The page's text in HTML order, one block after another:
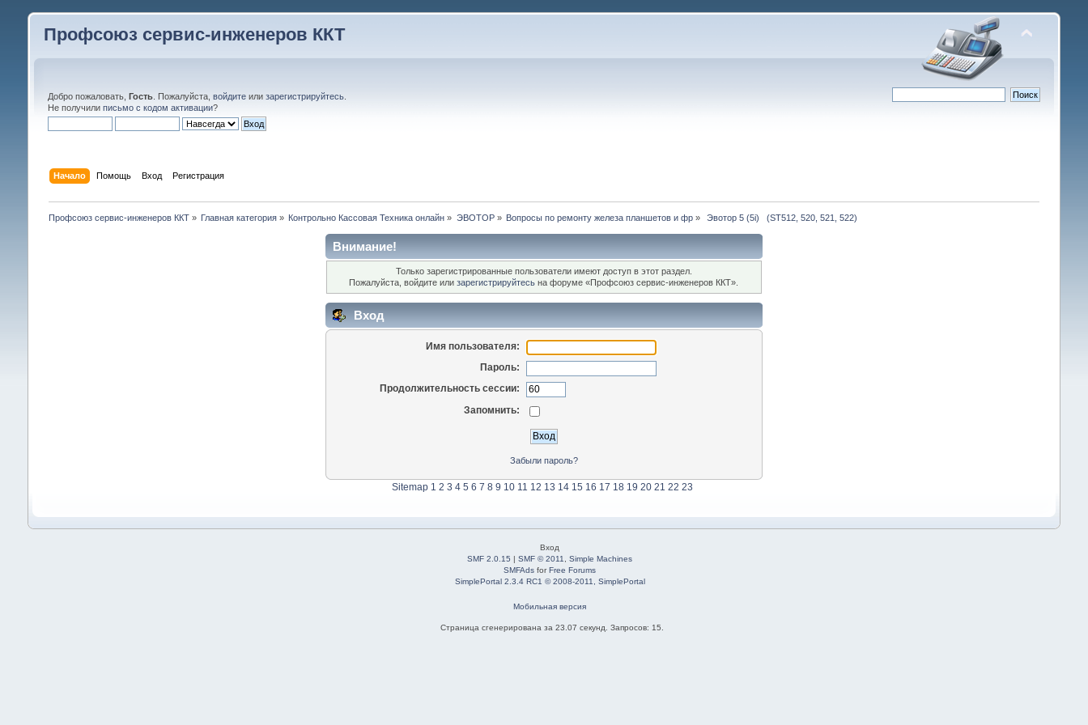
Профсоюз сервис-инженеров ККТ
Добро пожаловать, Гость. Пожалуйста, войдитеили зарегистрируйтесь.
Не получили письмо с кодом активации?
Начало Помощь Вход Регистрация
Профсоюз сервис-инженеров ККТ» Главная категория » Контрольно Кассовая Техника онлайн » ЭВОТОР» Вопросы по ремонту железа планшетов и фр » Эвотор 5 (5i)   (ST512, 520, 521, 522)
Внимание!
Только зарегистрированные пользователи имеют доступ в этот раздел.
Пожалуйста, войдите илизарегистрируйтесь на форуме «Профсоюз сервис-инженеров ККТ».
Вход
Имя пользователя:
Пароль:
Продолжительность сессии:
Запомнить:
Забыли пароль?
Sitemap 1 2 3 4 5 6 7 8 9 10 11 12 13 14 15 16 17 18 19 20 21 22 23
Вход
SMF 2.0.15 |SMF © 2011 ,Simple Machines
SMFAds forFree Forums
SimplePortal 2.3.4 RC1 © 2008-2011, SimplePortal
Мобильная версия
Страница сгенерирована за 23.07 секунд. Запросов: 15.